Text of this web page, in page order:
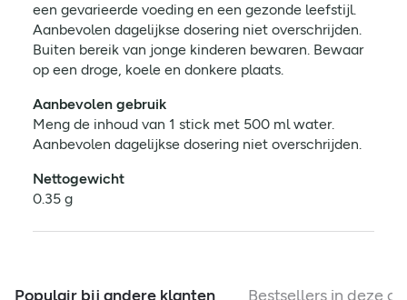
een gevarieerde voeding en een gezonde leefstijl.
Aanbevolen dagelijkse dosering niet overschrijden.
Buiten bereik van jonge kinderen bewaren. Bewaar
op een droge, koele en donkere plaats.
Aanbevolen gebruik
Meng de inhoud van 1 stick met 500 ml water.
Aanbevolen dagelijkse dosering niet overschrijden.
Nettogewicht
0.35 g
Populair bij andere klanten Bestsellers in deze